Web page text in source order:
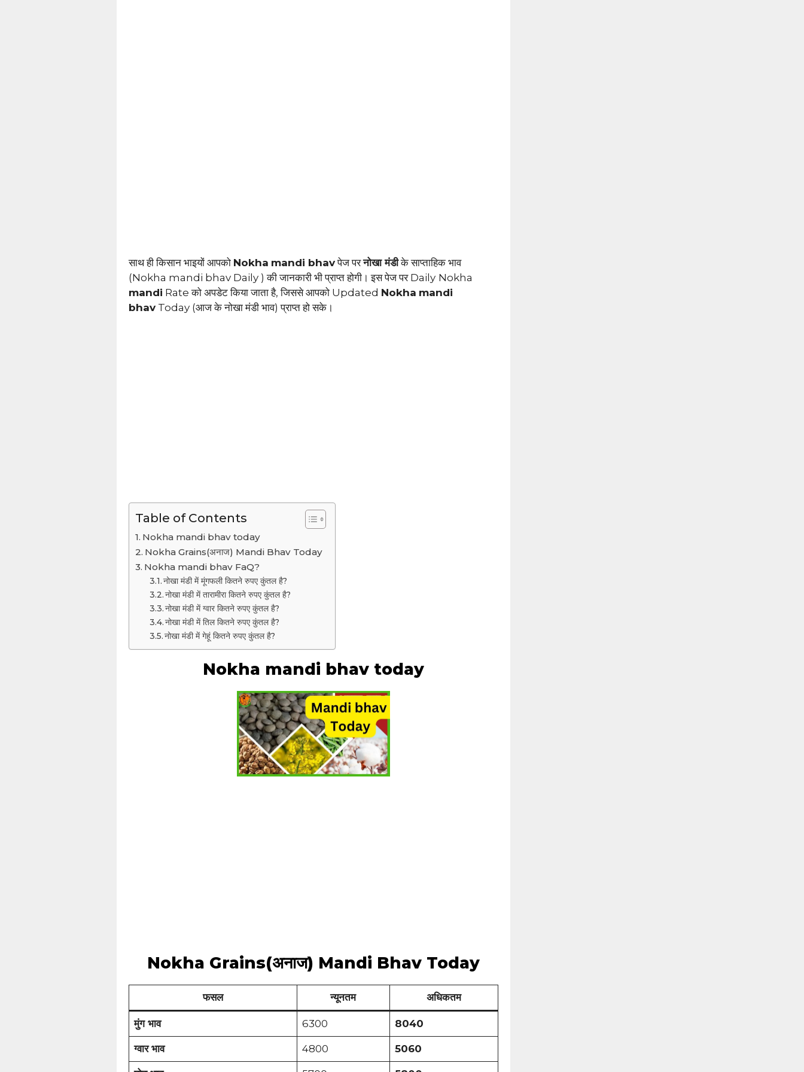
साथ ही किसान भाइयों आपको Nokha mandi bhavपेज परनोखा मंडीके साप्ताहिक भाव
(Nokha mandi bhav Daily ) की जानकारी भी प्राप्त होगी। इस पेज पर Daily Nokha
mandi Rate को अपडेट किया जाता है, जिससे आपको Updated Nokha mandi
bhavToday (आज के नोखा मंडी भाव) प्राप्त हो सके।
Table of Contents
Nokha mandi bhav today
Nokha Grains(अनाज) Mandi Bhav Today
Nokha mandi bhav FaQ?
नोखा मंडी में मूंगफली कितने रुपए कुंतल है?
नोखा मंडी में तारामीरा कितने रुपए कुंतल है?
नोखा मंडी में ग्वार कितने रुपए कुंतल है?
नोखा मंडी में तिल कितने रुपए कुंतल है?
नोखा मंडी में गेहूं कितने रुपए कुंतल है?
Nokha mandi bhav today
Nokha Grains(अनाज) Mandi Bhav Today
फसल न्यूनतम अधिकतम
मुंग भाव 6300 8040
ग्वार भाव 4800 5060